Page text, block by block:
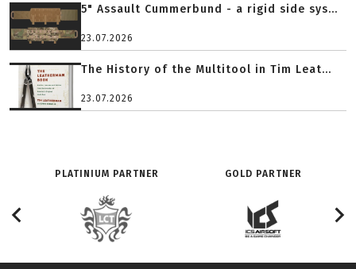
5" Assault Cummerbund - a rigid side sys...
23.07.2026
The History of the Multitool in Tim Leat...
23.07.2026
PLATINIUM PARTNER GOLD PARTNER